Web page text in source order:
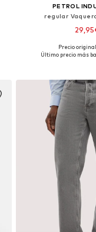
PETROL
regular
Disponible en
Precio
Último precio más